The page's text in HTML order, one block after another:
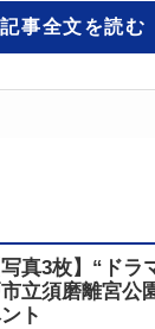
記事全文を読む
写真3枚】“ド
立須磨離宮公
ト